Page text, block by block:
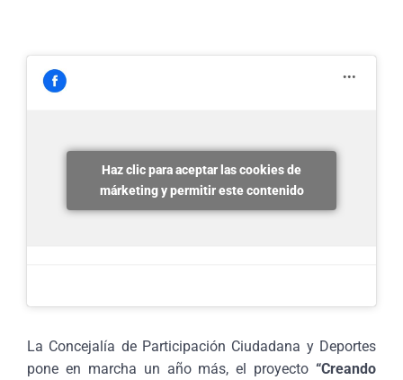
Haz clic para aceptar las cookies de
márketing y permitir este contenido
La Concejalía de Participación Ciudadana y Deportes
pone en marcha un año más, el proyecto “Creando